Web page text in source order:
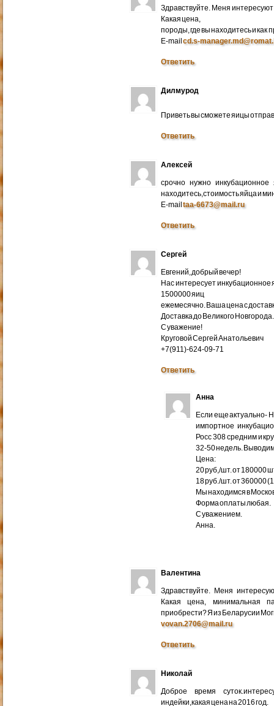
Здравствуйте. Меня
Какая цена,
породы, где вы находитесь и как
E-mailcd.s-
Ответить
Дилмурод
Приветь вы сможете яицы
Ответить
Алексей
срочно нужно
находитесь,стоимость яйца и
E-mailtaa-6673@mail.ru
Ответить
Сергей
Евгений, добрый вечер!
Нас интересует инкубационное
1500000 яиц
ежемесячно. Ваша цена с
Доставка до Великого Новгорода.
С уважение!
Круговой Сергей Анатольевич
+7(911)-624-09-71
Ответить
Анна
Если еще актуально-
импортное
Росс 308 средним и
32-50 недель.
Цена:
20 руб,/шт. от 180000
18 руб./шт. от 360000
Мы находимся в
Форма оплаты любая.
С уважением.
Анна.
Валентина
Здравствуйте. Меня
Какая цена, минимальная
приобрести? Я из Беларусии
vovan.2706@mail.ru
Ответить
Николай
Доброе время
индейки,какая цена на 2016 год.